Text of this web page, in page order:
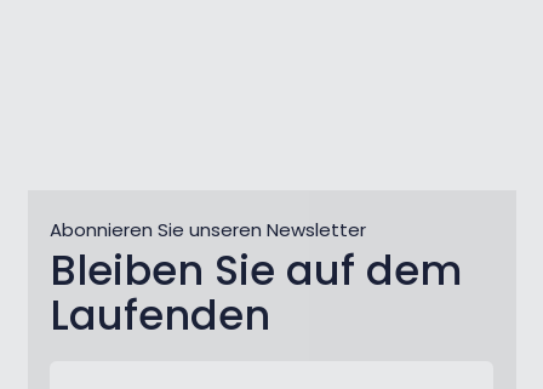
Abonnieren Sie unseren Newsletter
Bleiben Sie auf dem
Laufenden